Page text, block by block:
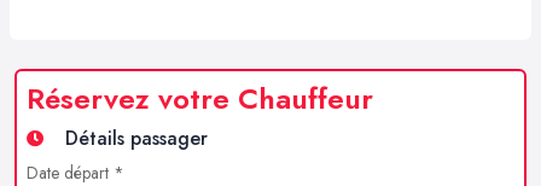
Réservez votre Chauffeur
Détails passager
Date départ *